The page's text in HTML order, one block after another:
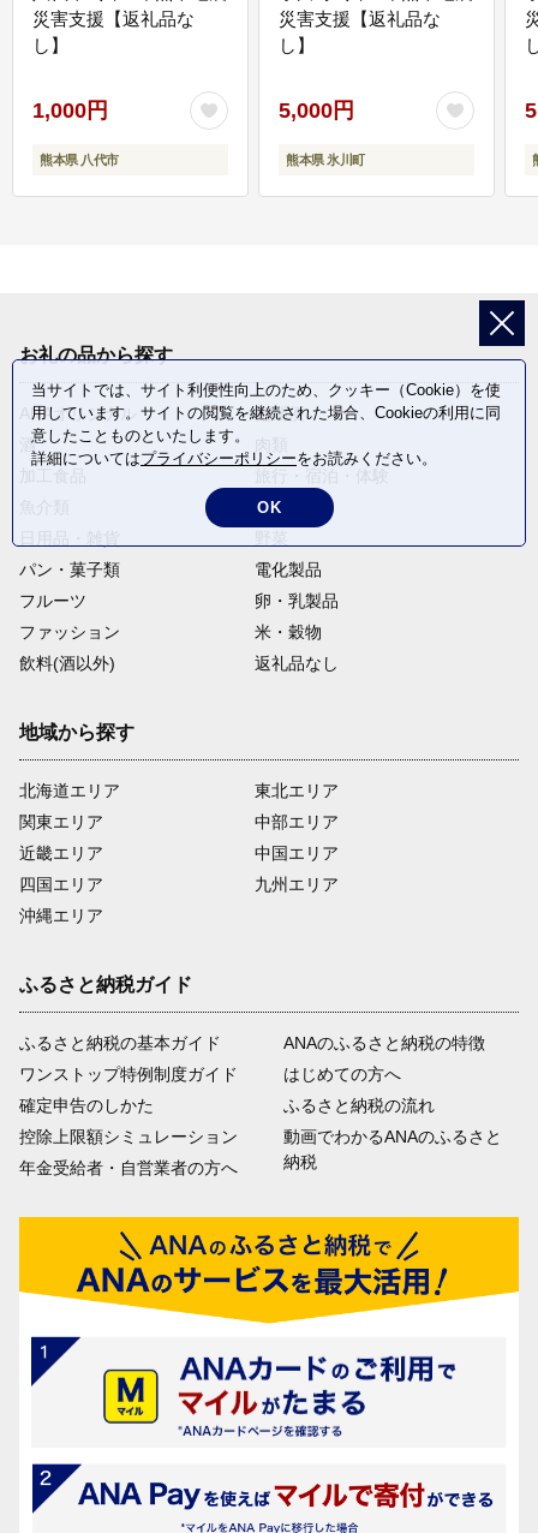
災害支援【返礼品な
し】
1,000円
熊本県 八代市
災害支援【返礼品な
し】
5,000円
熊本県 氷川町
お礼の品から探す
ANAオリジナル
定期便
酒
麺類
パン・菓子類
電化製品
フルーツ
卵・乳製品
ファッション
米・穀物
飲料(酒以外)
返礼品なし
地域から探す
北海道エリア
関東エリア
近畿エリア
四国エリア
沖縄エリア
東北エリア
中部エリア
中国エリア
九州エリア
ふるさと納税ガイド
ふるさと納税の基本ガイド
ワンストップ特例制度ガイド
確定申告のしかた
控除上限額シミュレーション
年金受給者・自営業者の方へ
ANAのふるさと納税の特徴
はじめての方へ
ふるさと納税の流れ
動画でわかるANAのふるさと
納税
当サイトでは、サイト利便性向上のため、クッキー（Cookie）を使
用しています。サイトの閲覧を継続された場合、Cookieの利用に同
意したことものといたします。
詳細についてはプライバシーポリシーをお読みください。
OK